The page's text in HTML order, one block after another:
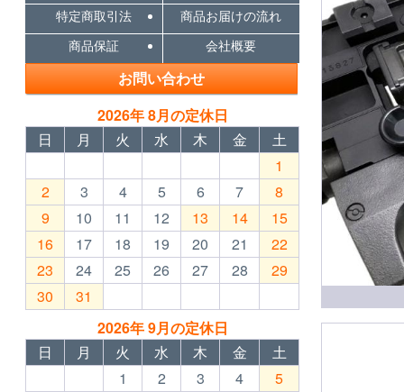
特定商取引法
商品お届けの流れ
商品保証
会社概要
お問い合わせ
2026年 8月の定休日
日
月 火 水 木 金
土
1
2
3 4 5 6 7
8
9
10 11 12 13 14
15
16
17 18 19 20 21
22
23
24 25 26 27 28
29
30
31
2026年 9月の定休日
日
月 火 水 木 金
土
1
2 3 4
5